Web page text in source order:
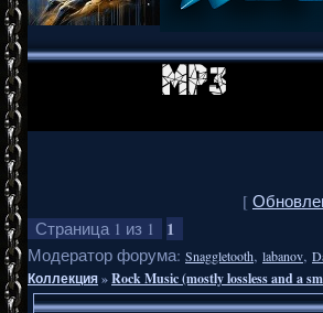
[
Страница 1 из 1 1
Модератор форума: Snaggletooth, labanov,
Коллекция»Rock Music (mostly lossless and a